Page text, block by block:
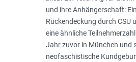
und ihre Anhängerschaft:
Rückendeckung durch CSU
eine ähnliche
Jahr zuvor in München und
neofaschistische